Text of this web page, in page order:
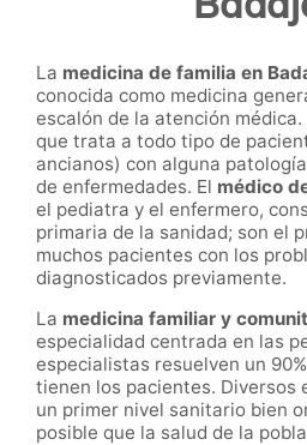
La medicina de familia en
conocida como medicina
escalón de la atención
que trata a todo tipo de
ancianos) con alguna
de enfermedades. El médico
el pediatra y el enfermero,
primaria de la sanidad; son el
muchos pacientes con los
diagnosticados previamente.
La medicina familiar y
especialidad centrada en las
especialistas resuelven un
tienen los pacientes. Diversos
un primer nivel sanitario bien
posible que la salud de la